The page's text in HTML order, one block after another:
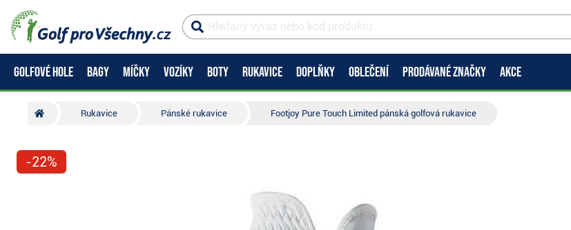
GOLFOVÉ HOLE BAGY MÍČKY VOZÍKY BOTY RUKAVICE DOPLŇKY OBLEČENÍ PRODÁVANÉ ZNAČKY AKCE
Rukavice Pánské rukavice Footjoy Pure Touch Limited pánská golfová rukavice
-22%